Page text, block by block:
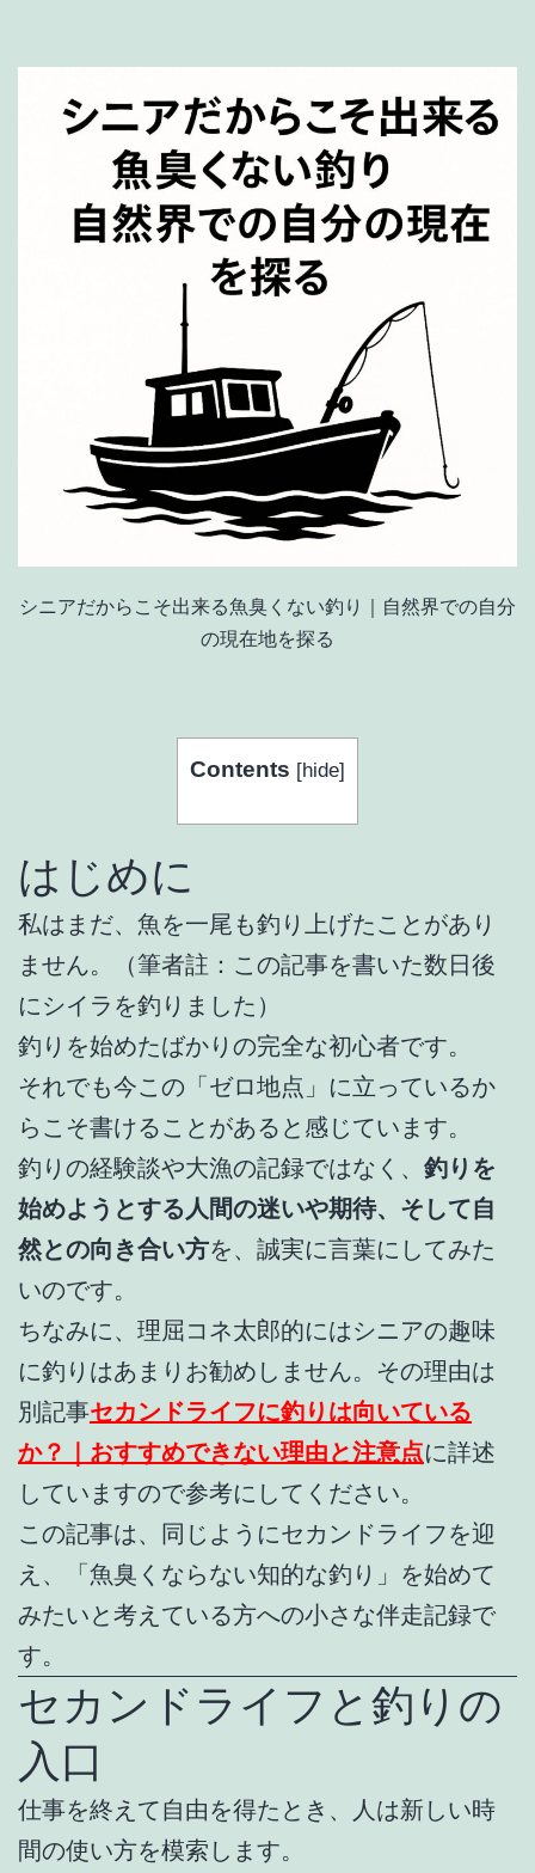
シニアだからこそ出来る魚臭くない釣り｜自然界での自分
の現在地を探る
Contents [hide]
はじめに
私はまだ、魚を一尾も釣り上げたことがあり
ません。（筆者註：この記事を書いた数日後
にシイラを釣りました）
釣りを始めたばかりの完全な初心者です。
それでも今この「ゼロ地点」に立っているか
らこそ書けることがあると感じています。
釣りの経験談や大漁の記録ではなく、 釣りを
始めようとする人間の迷いや期待、そして自
然との向き合い方を、誠実に言葉にしてみた
いのです。
ちなみに、理屈コネ太郎的にはシニアの趣味
に釣りはあまりお勧めしません。その理由は
別記事セカンドライフに釣りは向いている
か？｜おすすめできない理由と注意点に詳述
していますので参考にしてください。
この記事は、同じようにセカンドライフを迎
え、「魚臭くならない知的な釣り」を始めて
みたいと考えている方への小さな伴走記録で
す。
セカンドライフと釣りの
入口
仕事を終えて自由を得たとき、人は新しい時
間の使い方を模索します。